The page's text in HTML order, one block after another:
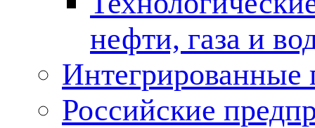
нефти, газа и
Российские